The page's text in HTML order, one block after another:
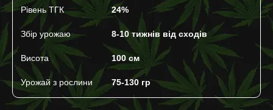
Рівень ТГК 24%
Збір урожаю 8-10 тижнів від сходів
Висота 100 cм
Урожай з рослини 75-130 гр